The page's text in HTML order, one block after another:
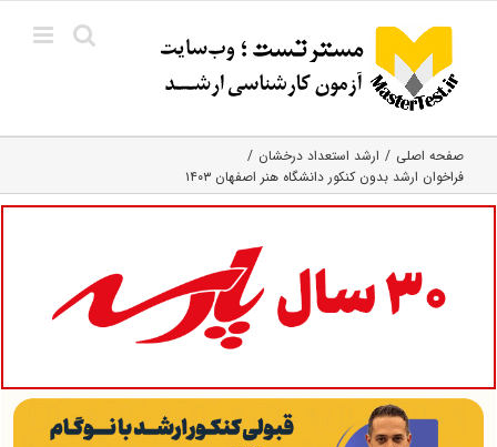
content
صفحه اصلی
ارشد استعداد درخشان
فراخوان ارشد بدون کنکور دانشگاه هنر اصفهان ۱۴۰۳